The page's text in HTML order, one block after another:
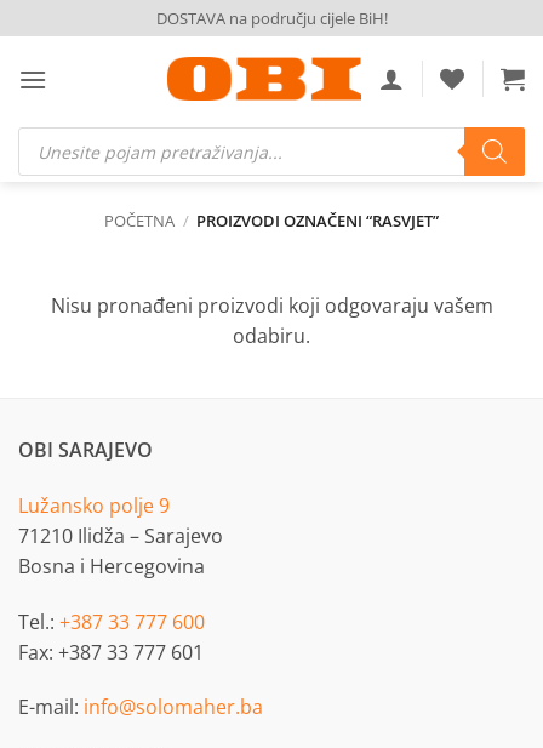
to
content
DOSTAVA na području cijele BiH!
Products
search
POČETNA / PROIZVODI OZNAČENI “RASVJET”
Nisu pronađeni proizvodi koji odgovaraju vašem
odabiru.
OBI SARAJEVO
Lužansko polje 9
71210 Ilidža – Sarajevo
Bosna i Hercegovina
Tel.: +387 33 777 600
Fax: +387 33 777 601
E-mail: info@solomaher.ba